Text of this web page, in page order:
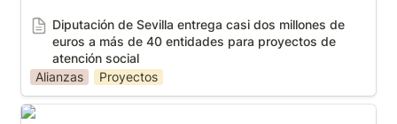
Diputación de Sevilla entrega casi dos millones de
euros a más de 40 entidades para proyectos de
atención social
Alianzas
Proyectos
Jornadas de sensibilización en Morón de la Frontera